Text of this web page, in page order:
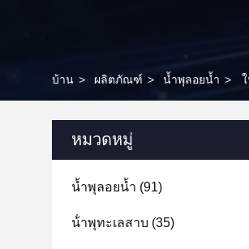
บ้าน > ผลิตภัณฑ์ > น้ำพุลอยน้ำ >
หมวดหมู่
น้ำพุลอยน้ำ (91)
น้ําพุทะเลสาบ (35)